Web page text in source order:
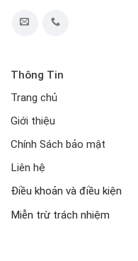
Thông Tin
Trang chủ
Giới thiệu
Chính Sách bảo mật
Liên hệ
Điều khoản và điều kiện
Miễn trừ trách nhiệm